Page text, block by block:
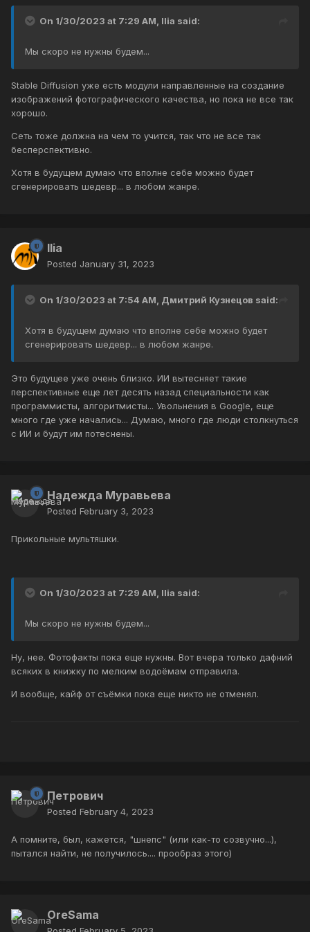
On 1/30/2023 at 7:29 AM, Ilia said:
Мы скоро не нужны будем...
Stable Diffusion уже есть модули направленные на создание
изображений фотографического качества, но пока не все так
хорошо.
Сеть тоже должна на чем то учится, так что не все так
бесперспективно.
Хотя в будущем думаю что вполне себе можно будет
сгенерировать шедевр... в любом жанре.
Ilia
Posted January 31, 2023
On 1/30/2023 at 7:54 AM, Дмитрий Кузнецов said:
Хотя в будущем думаю что вполне себе можно будет
сгенерировать шедевр... в любом жанре.
Это будущее уже очень близко. ИИ вытесняет такие
перспективные еще лет десять назад специальности как
программисты, алгоритмисты... Увольнения в Google, еще
много где уже начались... Думаю, много где люди столкнуться
с ИИ и будут им потеснены.
Надежда Муравьева
Posted February 3, 2023
Прикольные мультяшки.
On 1/30/2023 at 7:29 AM, Ilia said:
Мы скоро не нужны будем...
Ну, нее. Фотофакты пока еще нужны. Вот вчера только дафний
всяких в книжку по мелким водоёмам отправила.
И вообще, кайф от съёмки пока еще никто не отменял.
Петрович
Posted February 4, 2023
А помните, был, кажется, "шнепс" (или как-то созвучно...),
пытался найти, не получилось.... прообраз этого)
OreSama